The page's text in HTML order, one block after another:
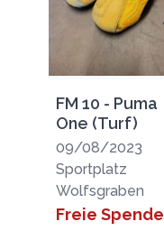
FM 10 - Puma
One (Turf)
09/08/2023
Sportplatz
Wolfsgraben
Freie Spende